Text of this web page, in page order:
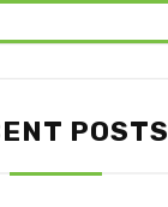
POSTS